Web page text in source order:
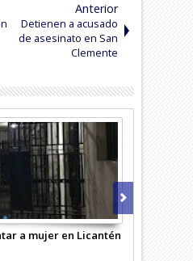
Anterior
Detienen a acusado
de asesinato en San
Clemente
a mujer en Licantén